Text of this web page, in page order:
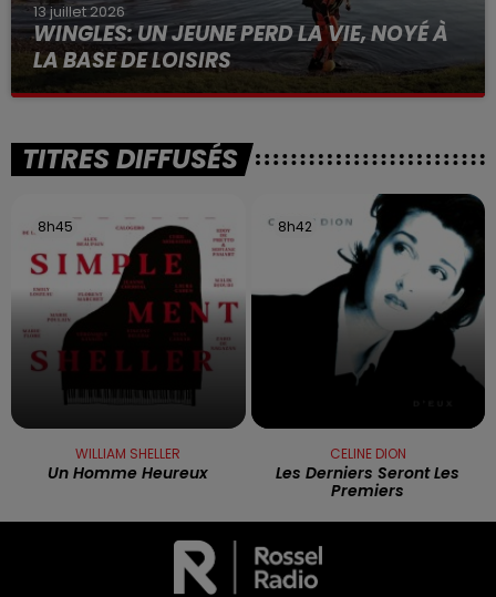
13 juillet 2026
WINGLES: UN JEUNE PERD LA VIE, NOYÉ À
LA BASE DE LOISIRS
La victime a coulé à pic
TITRES DIFFUSÉS
8h45
8h45
WILLIAM SHELLER
Un Homme Heureux
8h42
8h42
CELINE DION
Les Derniers Seront Les
Premiers